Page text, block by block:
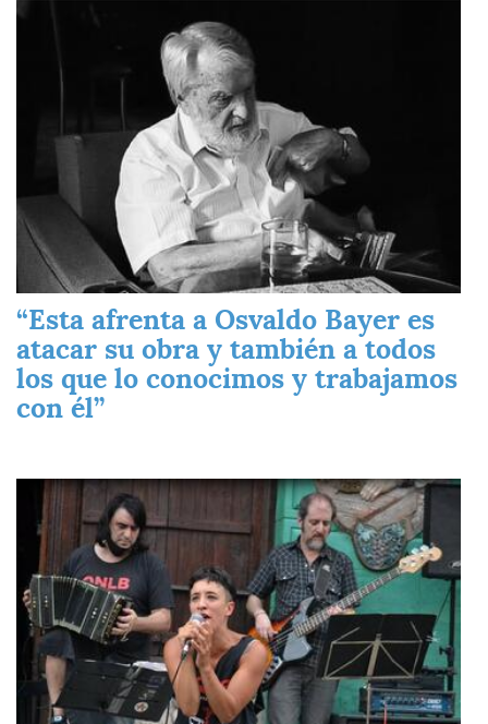
Imagen
“Esta afrenta a Osvaldo Bayer es
atacar su obra y también a todos
los que lo conocimos y trabajamos
con él”
Imagen